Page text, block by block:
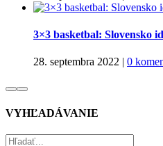
3×3 basketbal: Slovensko
28. septembra 2022 | 0
VYHĽADÁVANIE
Hľadať: